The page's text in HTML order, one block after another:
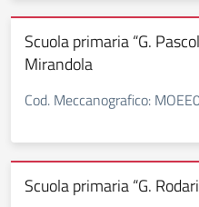
Scuola primaria “G.
Mirandola
Cod. Meccanografico:
Scuola primaria “G.